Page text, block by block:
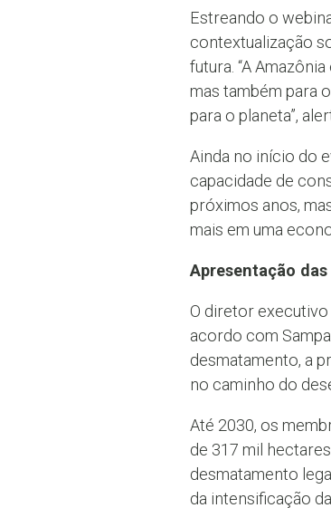
Estreando o
contextualização
futura. “A
mas também para
para o planeta”,
Ainda no início do
capacidade de
próximos anos,
mais em uma
Apresentação
O diretor executivo
acordo com
desmatamento, a
no caminho do
Até 2030, os
de 317 mil
desmatamento
da intensificação